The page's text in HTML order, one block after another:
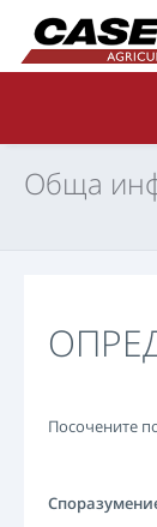
Обща
Посочените